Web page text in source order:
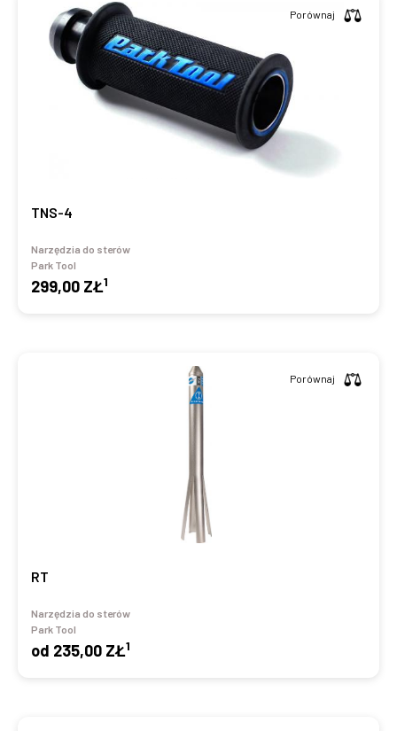
TNS-4
Narzędzia do sterów
Park Tool
299,00 ZŁ1
Porównaj
RT
Narzędzia do sterów
Park Tool
od 235,00 ZŁ1
Porównaj